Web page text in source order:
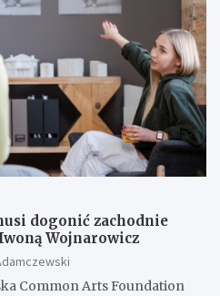
dogonić zachodnie
Wojnarowicz
Common Arts Foundation